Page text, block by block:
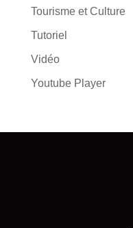
Tourisme et Culture
Tutoriel
Vidéo
Youtube Player